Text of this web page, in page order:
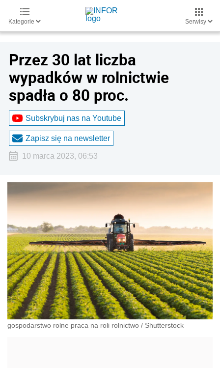
Kategorie Serwisy
Przez 30 lat liczba
wypadków w rolnictwie
spadła o 80 proc.
Subskrybuj nas na Youtube
Zapisz się na newsletter
10 marca 2023, 06:53
gospodarstwo rolne praca na roli rolnictwo / Shutterstock